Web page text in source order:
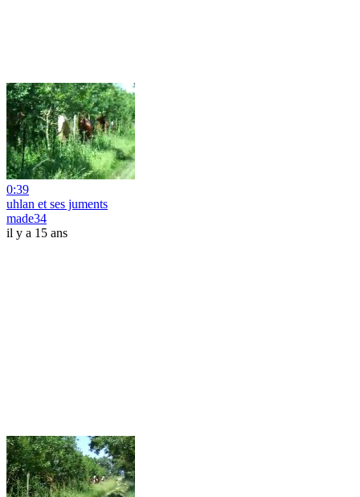
0:39
uhlan et ses juments
made34
il y a 15 ans